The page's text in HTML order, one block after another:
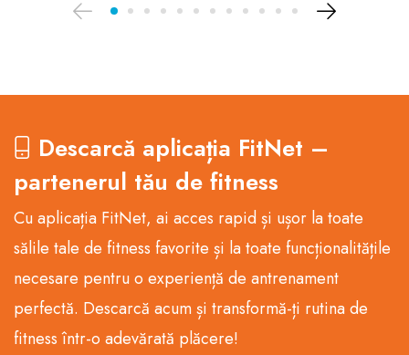
Descarcă aplicația FitNet –
partenerul tău de fitness
Cu aplicația FitNet, ai acces rapid și ușor la toate
sălile tale de fitness favorite și la toate funcționalitățile
necesare pentru o experiență de antrenament
perfectă. Descarcă acum și transformă-ți rutina de
fitness într-o adevărată plăcere!